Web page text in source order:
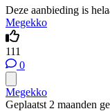
Deze aanbieding is
Megekko
111
0
Megekko
Geplaatst 2 maanden